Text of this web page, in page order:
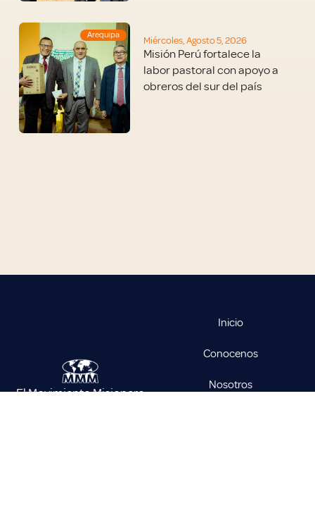
Arequipa
Miércoles, Agosto 5, 2026
Misión Perú fortalece la
labor pastoral con apoyo a
obreros del sur del país
El Movimiento Misionero
Inicio
Conocenos
Nosotros